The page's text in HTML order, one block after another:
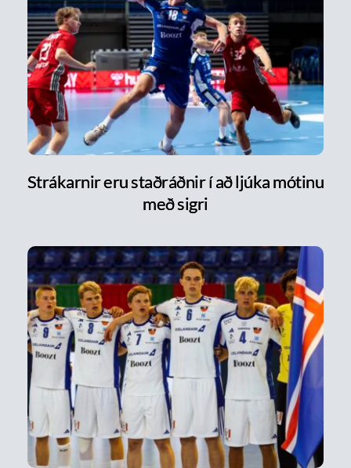
Strákarnir eru staðráðnir í að ljúka mótinu
með sigri